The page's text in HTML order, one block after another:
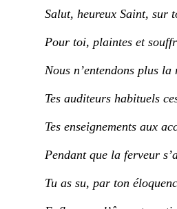
Salut, heureux Saint, sur
Pour toi, plaintes et
Nous n’entendons plus
Tes auditeurs habituels
Tes enseignements aux
Pendant que la ferveur
Tu as su, par ton